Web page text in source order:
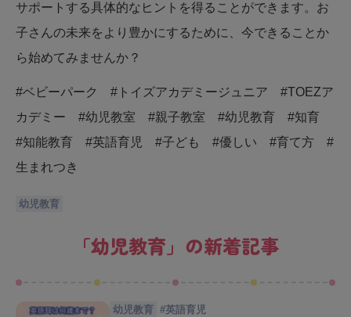
サポートする具体的なヒントを得ることができます。お
子さんの未来をより豊かにするために、今できることか
ら始めてみませんか？
#ベビーパーク #トイズアカデミージュニア #TOEZア
カデミー #幼児教室 #親子教室 #幼児教育 #知育
#知能教育 #英語育児 #子ども #優しい #育て方 #
生まれつき
幼児教育
「幼児教育 」の新着記事
幼児教育 #英語育児